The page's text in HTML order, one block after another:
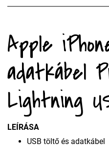
Apple
adatkábel
Lightning
LEÍRÁSA
USB töltő és adatkábel